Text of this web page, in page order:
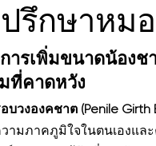
รึกษาหม
รเพิ่มขนาดน้องชา
ที่คาดหวัง
บวงองคชาต (Penile Girth
ามภาคภูมิใจในตนเองแ